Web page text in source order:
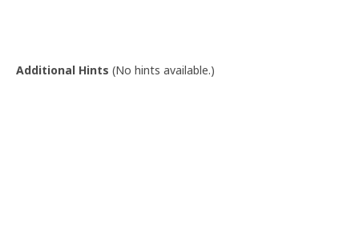
Additional Hints (No hints available.)